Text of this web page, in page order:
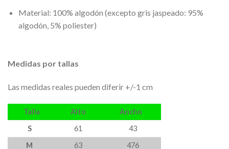
Material: 100% algodón (excepto gris jaspeado: 95%
algodón, 5% poliester)
Medidas por tallas
Las medidas reales pueden diferir +/-1 cm
Talla Alto
Ancho
S
61
43
M
63
476